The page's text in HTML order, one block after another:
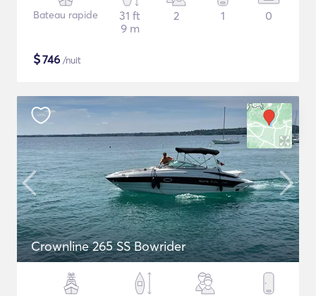
Bateau rapide
31 ft
9 m
2 1 0
$746 /nuit
Crownline 265 SS Bowrider